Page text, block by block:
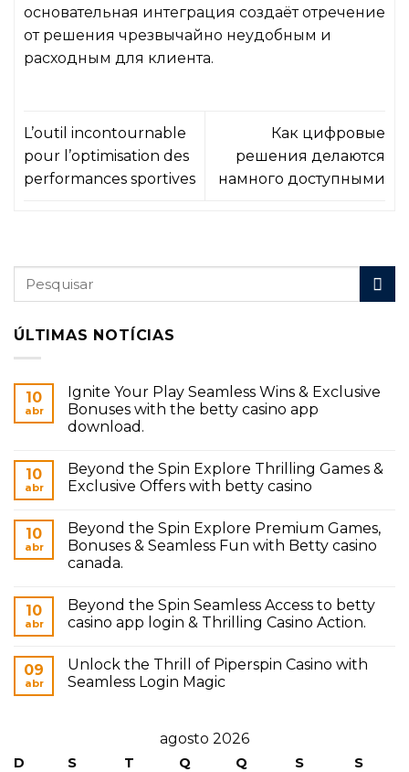
основательная интеграция создаёт отречение
от решения чрезвычайно неудобным и
расходным для клиента.
L’outil incontournable
pour l’optimisation des
performances sportives
Как цифровые
решения делаются
намного доступными
ÚLTIMAS NOTÍCIAS
10
abr
Ignite Your Play Seamless Wins & Exclusive
Bonuses with the betty casino app
download.
10
abr
Beyond the Spin Explore Thrilling Games &
Exclusive Offers with betty casino
10
abr
Beyond the Spin Explore Premium Games,
Bonuses & Seamless Fun with Betty casino
canada.
10
abr
Beyond the Spin Seamless Access to betty
casino app login & Thrilling Casino Action.
09
abr
Unlock the Thrill of Piperspin Casino with
Seamless Login Magic
agosto 2026
D S T Q Q S
S